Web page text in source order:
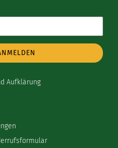
Aufklärung